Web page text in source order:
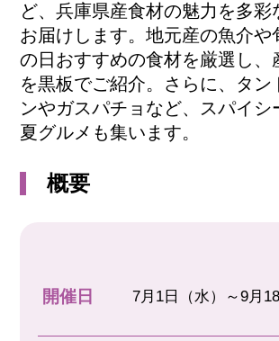
ど、兵庫県産食材の魅力を多彩
お届けします。地元産の魚介や
の日おすすめの食材を厳選し、
を黒板でご紹介。さらに、タン
ンやガスパチョなど、スパイシ
夏グルメも集います。
概要
開催日 7月1日（水）～9月18